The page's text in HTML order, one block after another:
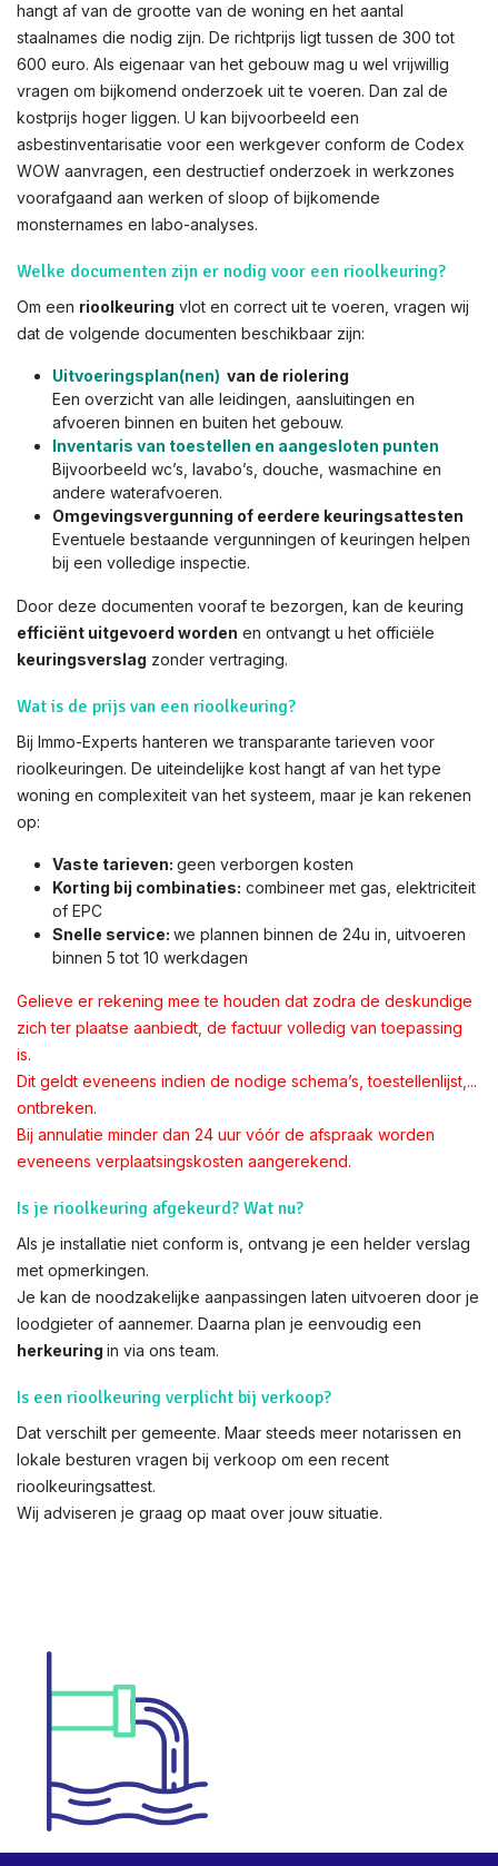
hangt af van de grootte van de woning en het aantal
staalnames die nodig zijn. De richtprijs ligt tussen de 300 tot
600 euro. Als eigenaar van het gebouw mag u wel vrijwillig
vragen om bijkomend onderzoek uit te voeren. Dan zal de
kostprijs hoger liggen. U kan bijvoorbeeld een
asbestinventarisatie voor een werkgever conform de Codex
WOW aanvragen, een destructief onderzoek in werkzones
voorafgaand aan werken of sloop of bijkomende
monsternames en labo-analyses.
Welke documenten zijn er nodig voor een rioolkeuring?
Om een rioolkeuring vlot en correct uit te voeren, vragen wij
dat de volgende documenten beschikbaar zijn:
Uitvoeringsplan(nen) van de riolering
Een overzicht van alle leidingen, aansluitingen en
afvoeren binnen en buiten het gebouw.
Inventaris van toestellen en aangesloten punten
Bijvoorbeeld wc’s, lavabo’s, douche, wasmachine en
andere waterafvoeren.
Omgevingsvergunning of eerdere keuringsattesten
Eventuele bestaande vergunningen of keuringen helpen
bij een volledige inspectie.
Door deze documenten vooraf te bezorgen, kan de keuring
efficiënt uitgevoerd worden en ontvangt u het officiële
keuringsverslag zonder vertraging.
Wat is de prijs van een rioolkeuring?
Bij Immo-Experts hanteren we transparante tarieven voor
rioolkeuringen. De uiteindelijke kost hangt af van het type
woning en complexiteit van het systeem, maar je kan rekenen
op:
Vaste tarieven: geen verborgen kosten
Korting bij combinaties: combineer met gas, elektriciteit
of EPC
Snelle service: we plannen binnen de 24u in, uitvoeren
binnen 5 tot 10 werkdagen
Gelieve er rekening mee te houden dat zodra de deskundige
zich ter plaatse aanbiedt, de factuur volledig van toepassing
is.
Dit geldt eveneens indien de nodige schema’s, toestellenlijst,...
ontbreken.
Bij annulatie minder dan 24 uur vóór de afspraak worden
eveneens verplaatsingskosten aangerekend.
Is je rioolkeuring afgekeurd? Wat nu?
Als je installatie niet conform is, ontvang je een helder verslag
met opmerkingen.
Je kan de noodzakelijke aanpassingen laten uitvoeren door je
loodgieter of aannemer. Daarna plan je eenvoudig een
herkeuring in via ons team.
Is een rioolkeuring verplicht bij verkoop?
Dat verschilt per gemeente. Maar steeds meer notarissen en
lokale besturen vragen bij verkoop om een recent
rioolkeuringsattest.
Wij adviseren je graag op maat over jouw situatie.